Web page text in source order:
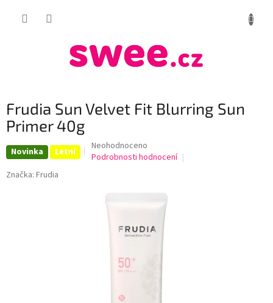
Frudia Sun Velvet Fit Blurring Sun
Primer 40g
Novinka Letní
Průměrné
hodnocení
hvězdiček.
Neohodnoceno
Podrobnosti hodnocení
Značka: Frudia